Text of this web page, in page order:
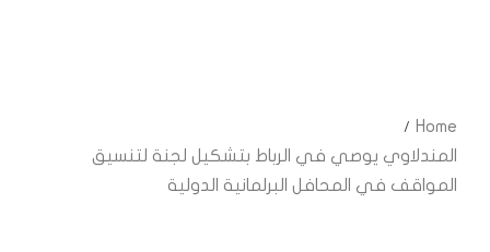
Home
المندلاوي يوصي في الرباط بتشكيل لجنة لتنسيق
المواقف في المحافل البرلمانية الدولية